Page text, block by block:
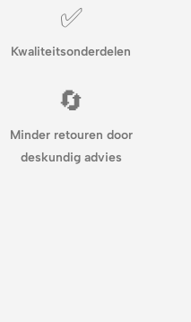
✅
Kwaliteitsonderdelen
🔄
Minder retouren door
deskundig advies